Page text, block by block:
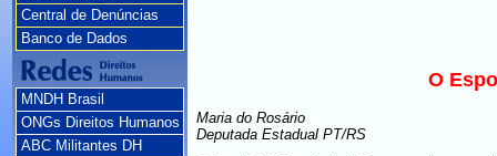
Central de Denúncias
Banco de Dados
MNDH Brasil
ONGs Direitos Humanos
ABC Militantes DH
O
Maria do Rosário
Deputada Estadual PT/RS